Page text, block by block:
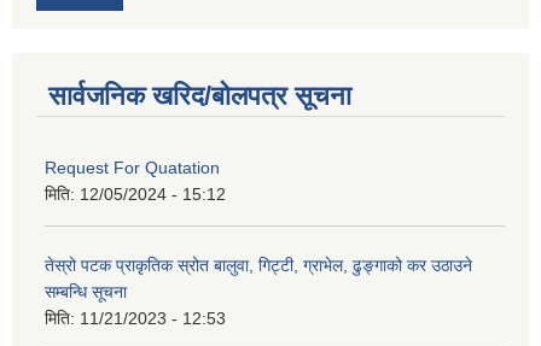
सार्वजनिक खरिद/बोलपत्र सूचना
Request For Quatation
मिति: 12/05/2024 - 15:12
तेस्रो पटक प्राकृतिक स्रोत बालुवा, गिट्टी, ग्राभेल, ढुङ्गाको कर उठाउने
सम्बन्धि सूचना
मिति: 11/21/2023 - 12:53